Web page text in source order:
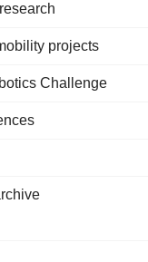
projects
Challenge